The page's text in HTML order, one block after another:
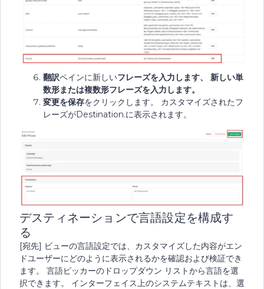
翻訳ペインに新しいフレーズを入力します、 新しい単
数形または複数形フレーズを入力します。
変更を保存をクリックします。 カスタマイズされたフ
レーズがDestination.に表示されます。
デスティネーションで言語設定を構成す
る
[宛先] ビューの言語設定では、カスタマイズした内容がエン
ドユーザーにどのように表示されるかを確認および検証でき
ます。 言語ピッカーのドロップダウン リストから言語を選
択できます。 インターフェイス上のシステムテキストは、選